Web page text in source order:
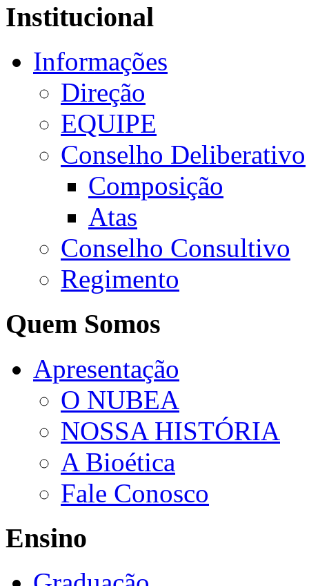
Institucional
Informações
Direção
EQUIPE
Conselho Deliberativo
Composição
Atas
Conselho Consultivo
Regimento
Quem Somos
Apresentação
O NUBEA
NOSSA HISTÓRIA
A Bioética
Fale Conosco
Ensino